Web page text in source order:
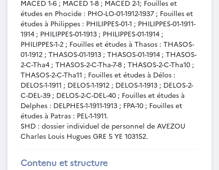
sur Salonique, la Chalcidique, la Thrace, le
mont Athos, la Macédoine.
PCA-4-2-05 - Fiches
prosopographiques sur la Grèce du nord :
Macédoine, dont Thessalonique (M et Δ) ;
Thasos.
PCA-4-2-06 - Dossier sur Trajanopolis
(Thrace).
PCA-4-2-07 - Diverses fiches
bibliographiques sur des voyageurs et
géographes en Grèce et en Italie.
PCA-4-2-08 - Relevé de monnaies
Thraces et Macédoniennes, fiches
bibliographiques sur la Thrace et la
PCA-4-3 - Délos : Quartier du stade ;
MACED 1-6 ; MACED 1-8 ; MACED 2-1; Fouilles et
études en Phocide : PHO-LO-01-1912-1937 ; Fouilles et
études à Philippes : PHILIPPES-01-1 ; PHILIPPES-01-1911-
1914 ; PHILIPPES-01-1913 ; PHILIPPES-01-1914 ;
PHILIPPES-1-2 ; Fouilles et études à Thasos : THASOS-
01-1912 ; THASOS-01-1913 ; THASOS-01-1914 ; THASOS-
2-C-Tha4 ; THASOS-2-C-Tha-7-8 ; THASOS-2-C-Tha10 ;
THASOS-2-C-Tha11 ; Fouilles et études à Délos :
DELOS-1-1911 ; DELOS-1-1912 ; DELOS-1-1913 ; DELOS-2-
C-DEL-39 ; DELOS-2-C-DEL-40 ; Fouilles et études à
Delphes : DELPHES-1-1911-1913 ; FPA-10 ; Fouilles et
études à Patras : PEL-1-1911.
SHD : dossier individuel de personnel de AVEZOU
Charles Louis Hugues GRE 5 YE 103152.
Contenu et structure